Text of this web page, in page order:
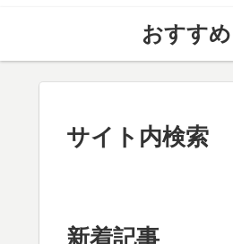
おすす
サイト内検索
新着記事